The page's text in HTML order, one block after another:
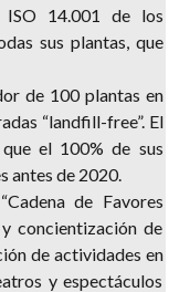
14.001 de los
sus plantas, que
de 100 plantas en
“landfill-free”. El
el 100% de sus
antes de 2020.
de Favores
concientización de
de actividades en
y espectáculos